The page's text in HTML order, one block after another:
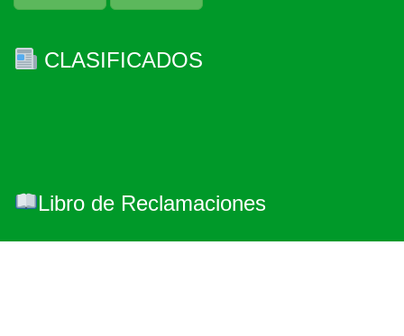
CLASIFICADOS
Libro de Reclamaciones